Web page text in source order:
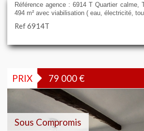
Référence agence : 6914 T Quartier calme,
494 m² avec viabilisation ( eau, électricité,
Ref 6914T
PRIX 79 000€
Sous Compromis